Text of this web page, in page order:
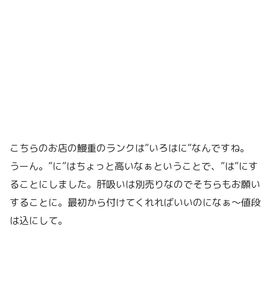
こちらのお店の鰻重のランクは”いろはに”なんですね。
うーん。”に”はちょっと高いなぁということで、”は”にす
ることにしました。肝吸いは別売りなのでそちらもお願い
することに。最初から付けてくれればいいのになぁ〜値段
は込にして。